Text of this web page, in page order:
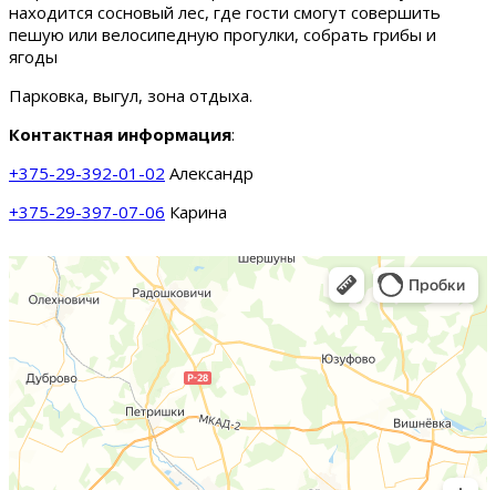
находится сосновый лес, где гости смогут совершить
пешую или велосипедную прогулки, собрать грибы и
ягоды
Парковка, выгул, зона отдыха.
Контактная информация:
+375-29-392-01-02 Александр
+375-29-397-07-06 Карина